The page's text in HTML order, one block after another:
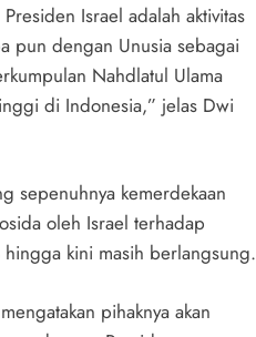
Israel adalah aktivitas
pun dengan Unusia sebagai
Nahdlatul Ulama
di Indonesia,” jelas Dwi
sepenuhnya kemerdekaan
oleh Israel terhadap
kini masih berlangsung.
pihaknya akan